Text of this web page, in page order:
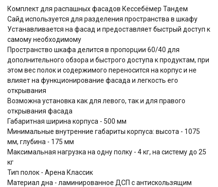
Комплект для распашных фасадов Кессебёмер Тандем
Сайд используется для разделения пространства в шкафу
Устанавливается на фасад и предоставляет быстрый доступ к
самому необходимому
Пространство шкафа делится в пропорции 60/40 для
дополнительного обзора и быстрого доступа к продуктам, при
этом вес полок и содержимого переносится на корпус и не
влияет на функционирование фасада и легкость его
открывания
Возможна установка как для левого, так и для правого
открывания фасада
Габаритная ширина корпуса - 500 мм
Минимальные внутренние габариты корпуса: высота - 1075
мм, глубина - 175 мм
Максимальная нагрузка на одну полку - 4 кг, на систему до 25
кг
Тип полок - Арена Классик
Материал дна - ламинированное ДСП с антискользящим